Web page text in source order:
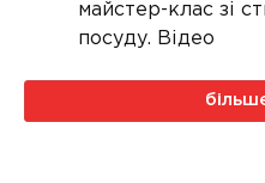
майстер-клас зі
посуду. Відео